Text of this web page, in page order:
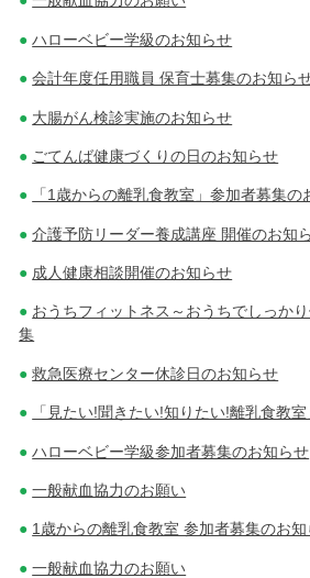
ハローベビー学級のお知らせ
会計年度任用職員 保育士募集のお知ら
大腸がん検診実施のお知らせ
ごてんば健康づくりの日のお知らせ
「1歳からの離乳食教室」参加者募集の
介護予防リーダー養成講座 開催のお知
成人健康相談開催のお知らせ
おうちフィットネス～おうちでしっか
集
救急医療センター休診日のお知らせ
「見たい!聞きたい!知りたい!離乳食教
ハローベビー学級参加者募集のお知らせ
一般献血協力のお願い
1歳からの離乳食教室 参加者募集のお知
一般献血協力のお願い